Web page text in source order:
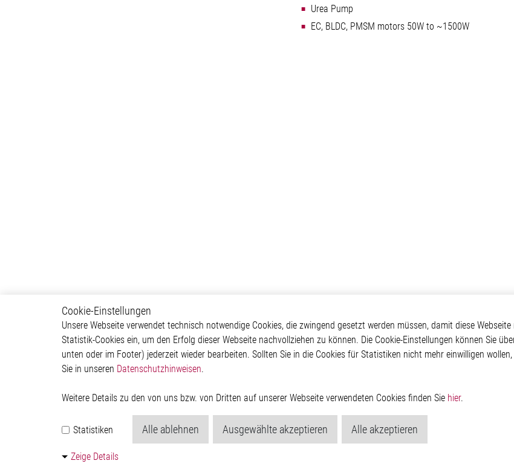
Urea Pump
EC, BLDC, PMSM motors 50W to ~1500W
Powertrain
Powertrain Control Systems
Power Converter
Actuator
Valves
Relay Driver
Pressure
Automotive
ADAS & Safety
Body & Convenience
Powertrain
Über Elmos
Unternehmen
Investor
Weitere
Glossar
Kontakt
Cookie-Einstellungen
Unsere Webseite verwendet technisch notwendige Cookies, die zwingend gesetzt werden müssen, damit diese
Statistik-Cookies ein, um den Erfolg dieser Webseite nachvollziehen zu können. Die Cookie-Einstellungen können Sie
unten oder im Footer) jederzeit wieder bearbeiten. Sollten Sie in die Cookies für Statistiken nicht mehr einwilligen
Sie in unseren Datenschutzhinweisen.
Weitere Details zu den von uns bzw. von Dritten auf unserer Webseite verwendeten Cookies finden Sie hier.
Statistiken Alle ablehnen Ausgewählte akzeptieren Alle akzeptieren
Zeige Details